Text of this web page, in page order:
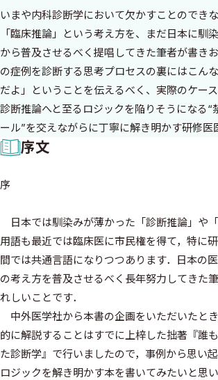
いまや内科診断学において欠かすことのでき
「臨床推論」という考え方を、まだ日本に馴
から普及させるべく提唱してきた筆者が書き
の症例を診断する思考プロセスの裏にはこん
だよ」ということを伝えるべく、実際のケー
診断推論へと至るロジックを陥りそうになる“
ール”を交えながらに丁寧に解き明かす研修医
序文
序
日本では馴染みが薄かった「診断推論」や
用語も最近では臨床医に市民権を得て，特に
間では共通言語になりつつあります．日本の
の考え方を普及させるべく長年努力してきた
れしいことです．
中外医学社から本書の企画をいただいたと
的に解説することはすでに上梓した拙著『誰
た診断学』で行いましたので，事例から思い
ロジックを解き明かす本を書いてみたいと思い